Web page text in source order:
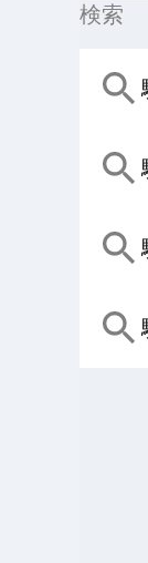
検索